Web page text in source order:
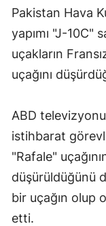
Pakistan Hava
yapımı "J-10C"
uçakların
uçağını
ABD
istihbarat
"Rafale"
düşürüldüğünü
bir uçağın olup
etti.